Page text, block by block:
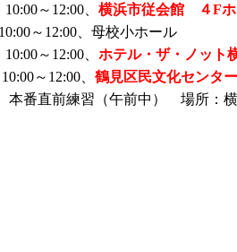
～12:00、 横浜市従会館 ４F
～12:00、母校小ホール
～12:00、 ホテル・ザ・ノット
～12:00、 鶴見区民文化センタ
本番直前練習（午前中） 場所：